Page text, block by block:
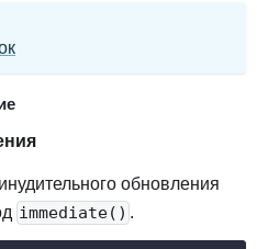
обновления
immediate() .